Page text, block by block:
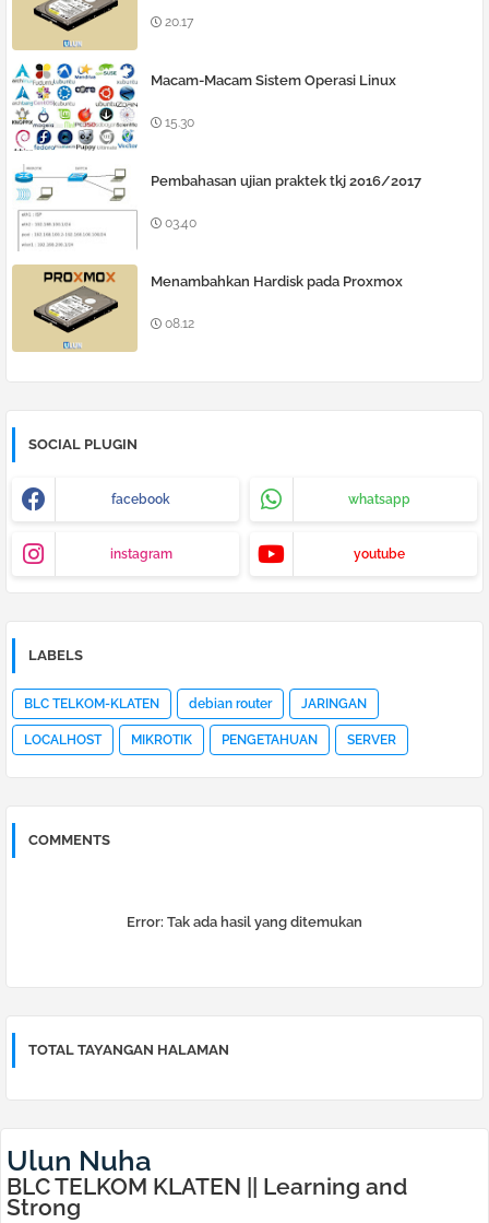
20.17
Macam-Macam Sistem Operasi Linux
15.30
Pembahasan ujian praktek tkj 2016/2017
03.40
Menambahkan Hardisk pada Proxmox
08.12
SOCIAL PLUGIN
facebook whatsapp
instagram youtube
LABELS
BLC TELKOM-KLATEN debian router JARINGAN
LOCALHOST MIKROTIK PENGETAHUAN SERVER
COMMENTS
Error: Tak ada hasil yang ditemukan
TOTAL TAYANGAN HALAMAN
Ulun Nuha
BLC TELKOM KLATEN || Learning and
Strong